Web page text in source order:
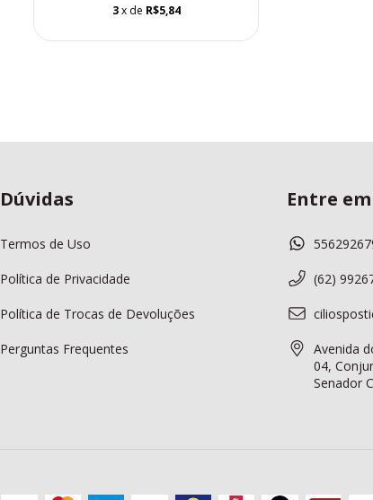
3 x de R$5,84
Dúvidas
Termos de Uso
Política de Privacidade
Política de Trocas de Devoluções
Perguntas Frequentes
Entre
(62)
Avenida
04,
Senador